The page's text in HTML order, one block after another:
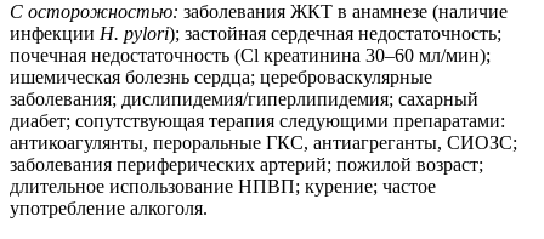
С осторожностью: заболевания ЖКТ в анамнезе (наличие
инфекции H. pylori); застойная сердечная недостаточность;
почечная недостаточность (Cl креатинина 30–60 мл/мин);
ишемическая болезнь сердца; цереброваскулярные
заболевания; дислипидемия/гиперлипидемия; сахарный
диабет; сопутствующая терапия следующими препаратами:
антикоагулянты, пероральные ГКС, антиагреганты, СИОЗС;
заболевания периферических артерий; пожилой возраст;
длительное использование НПВП; курение; частое
употребление алкоголя.